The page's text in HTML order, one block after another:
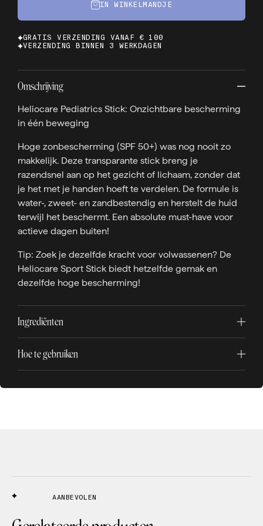
IN WINKELMANDJE
GRATIS VERZENDING VANAF € 100
VERZENDING BINNEN 3 WERKDAGEN
Omschrijving
Heliocare Pediatrics Stick: Onzichtbare bescherming
in één beweging
Hoge zonbescherming (SPF 50+) was nog nooit zo
makkelijk. Deze transparante stick breng je
razendsnel aan op het gezicht of lichaam, zonder dat
je het met je handen hoeft te verdelen. De formule is
water-, zweet- en zandbestendig en herstelt de huid
terwijl het beschermt. Een absolute must-have voor
actieve dagen buiten!
Tip: Zoek je dezelfde kracht voor volwassenen? De
Heliocare Sport Stick biedt hetzelfde gemak en
dezelfde hoge bescherming!
Ingrediënten
Hoe te gebruiken
AANBEVOLEN